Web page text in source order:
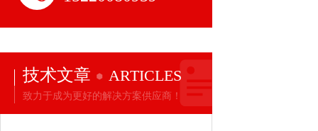
技术文章 ARTICLES
致力于成为更好的解决方案供应商！